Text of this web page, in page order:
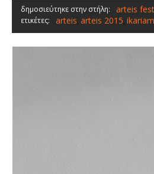
δημοσιεύτηκε στην στήλη: arteis fest
ετικέτες: arteis, arteis 2015,